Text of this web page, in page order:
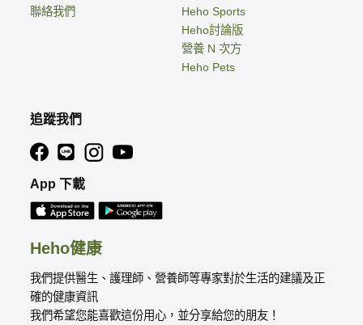
Heho健康
我們提供醫生、護理師、營養師等專家對於生活的建議及正
確的健康資訊
我們希望您能喜歡這份用心，並分享給您的朋友！
聯絡我們
Heho Sports
Heho討論版
營養 N 次方
Heho Pets
追蹤我們
App 下載